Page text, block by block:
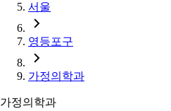
서울
영등포구
가정의학과
가정의학과